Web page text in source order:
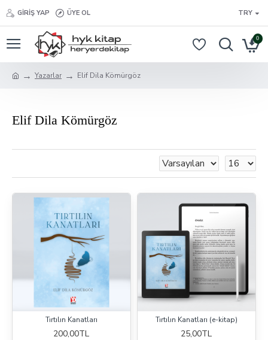
GIRIŞ YAP ÜYE OL TRY
0
Yazarlar Elif Dila Kömürgöz
Elif Dila Kömürgöz
Tırtılın Kanatları
200,00TL
Tırtılın Kanatları (e-kitap)
25,00TL